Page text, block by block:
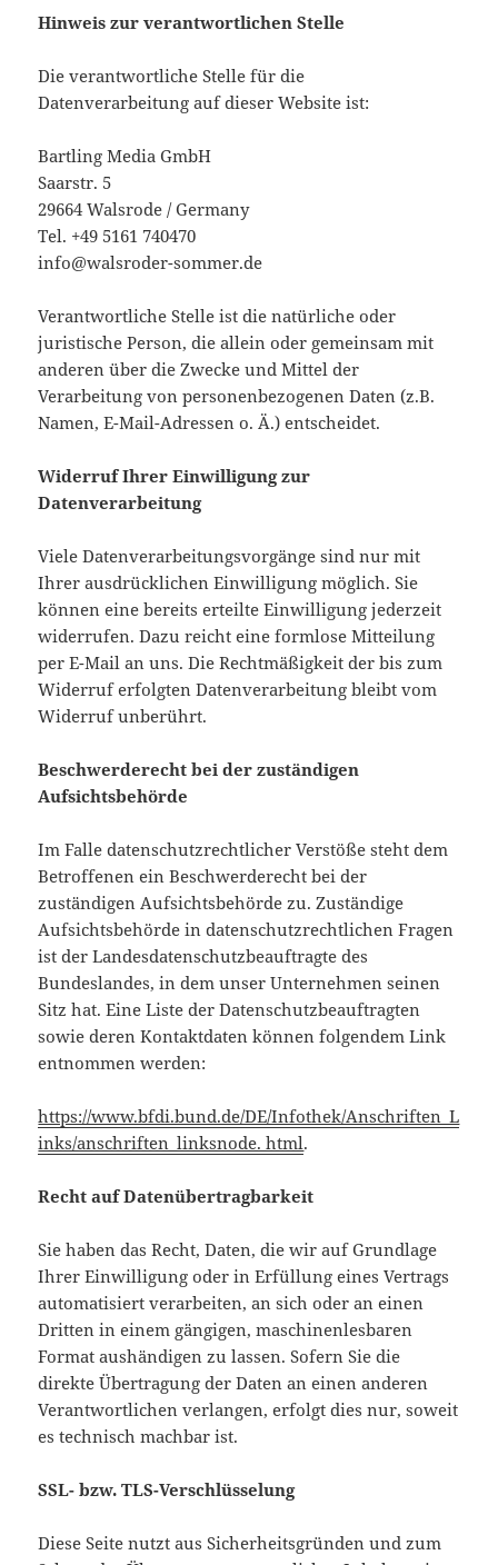
Hinweis zur verantwortlichen Stelle
Die verantwortliche Stelle für die
Datenverarbeitung auf dieser Website ist:
Bartling Media GmbH
Saarstr. 5
29664 Walsrode / Germany
Tel. +49 5161 740470
info@walsroder-sommer.de
Verantwortliche Stelle ist die natürliche oder
juristische Person, die allein oder gemeinsam mit
anderen über die Zwecke und Mittel der
Verarbeitung von personenbezogenen Daten (z.B.
Namen, E-Mail-Adressen o. Ä.) entscheidet.
Widerruf Ihrer Einwilligung zur
Datenverarbeitung
Viele Datenverarbeitungsvorgänge sind nur mit
Ihrer ausdrücklichen Einwilligung möglich. Sie
können eine bereits erteilte Einwilligung jederzeit
widerrufen. Dazu reicht eine formlose Mitteilung
per E-Mail an uns. Die Rechtmäßigkeit der bis zum
Widerruf erfolgten Datenverarbeitung bleibt vom
Widerruf unberührt.
Beschwerderecht bei der zuständigen
Aufsichtsbehörde
Im Falle datenschutzrechtlicher Verstöße steht dem
Betroffenen ein Beschwerderecht bei der
zuständigen Aufsichtsbehörde zu. Zuständige
Aufsichtsbehörde in datenschutzrechtlichen Fragen
ist der Landesdatenschutzbeauftragte des
Bundeslandes, in dem unser Unternehmen seinen
Sitz hat. Eine Liste der Datenschutzbeauftragten
sowie deren Kontaktdaten können folgendem Link
entnommen werden:
https://www.bfdi.bund.de/DE/Infothek/Anschriften_L
inks/anschriften_linksnode. html.
Recht auf Datenübertragbarkeit
Sie haben das Recht, Daten, die wir auf Grundlage
Ihrer Einwilligung oder in Erfüllung eines Vertrags
automatisiert verarbeiten, an sich oder an einen
Dritten in einem gängigen, maschinenlesbaren
Format aushändigen zu lassen. Sofern Sie die
direkte Übertragung der Daten an einen anderen
Verantwortlichen verlangen, erfolgt dies nur, soweit
es technisch machbar ist.
SSL- bzw. TLS-Verschlüsselung
Diese Seite nutzt aus Sicherheitsgründen und zum